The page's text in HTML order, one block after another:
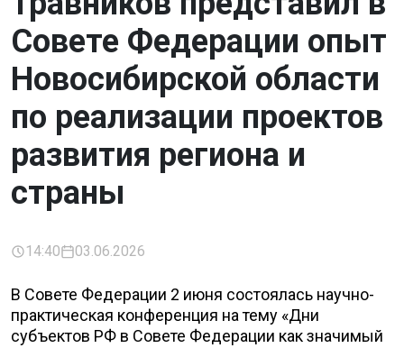
Совете Федерации опыт
Новосибирской области
по реализации проектов
развития региона и
страны
14:40 03.06.2026
В Совете Федерации 2 июня состоялась научно-
практическая конференция на тему «Дни
субъектов РФ в Совете Федерации как значимый